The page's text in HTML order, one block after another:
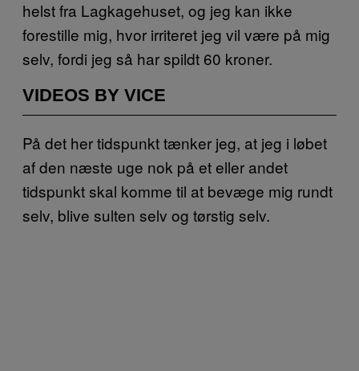
helst fra Lagkagehuset, og jeg kan ikke
forestille mig, hvor irriteret jeg vil være på mig
selv, fordi jeg så har spildt 60 kroner.
VIDEOS BY VICE
På det her tidspunkt tænker jeg, at jeg i løbet
af den næste uge nok på et eller andet
tidspunkt skal komme til at bevæge mig rundt
selv, blive sulten selv og tørstig selv.